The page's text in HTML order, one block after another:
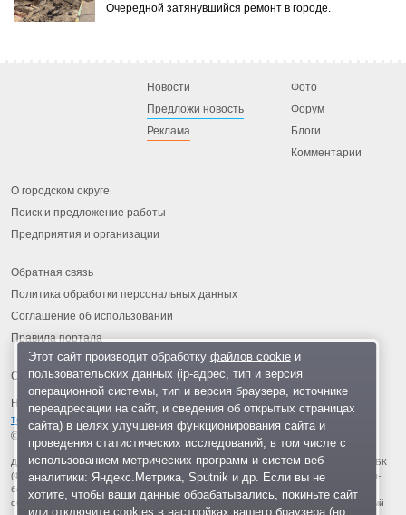
Очередной затянувшийся ремонт в городе.
Новости
Предложи новость
Реклама
Фото
Форум
Блоги
Комментарии
О городском округе
Поиск и предложение работы
Предприятия и организации
Обратная связь
Политика обработки персональных данных
Соглашение об использовании
Правила портала
На информационном ресурсе применяются рекомендательные
технологии
© 2013-2026 «ОИНФО»,
сделано в Одинцово
Для читателей: В России признаны экстремистскими и запрещены организации ФБК
(Фонд борьбы с коррупцией, признан иноагентом), Штабы Навального, «Национал-
большевистская партия», «Свидетели Иеговы», «Армия воли народа», «Русский
общенациональный союз», «Движение против нелегальной иммиграции», «Правый
Этот сайт производит обработку файлов cookieи
пользовательских данных (ip-адрес, тип и версия
операционной системы, тип и версия браузера, источнике
переадресации на сайт, и сведения об открытых страницах
сайта) в целях улучшения функционирования сайта и
проведения статистических исследований, в том числе с
использованием метрических программ и систем веб-
аналитики: Яндекс.Метрика, Sputnik и др. Если вы не
хотите, чтобы ваши данные обрабатывались, покиньте сайт
или отключите cookies в настройках вашего браузера (но